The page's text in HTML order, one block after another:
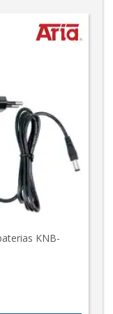
KNB-